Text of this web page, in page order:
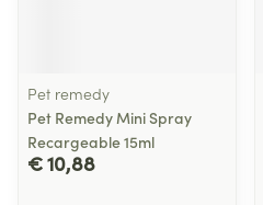
Pet remedy
Pet Remedy Mini Spray
Recargeable 15ml
€ 10,88